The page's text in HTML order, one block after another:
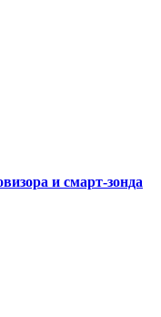
и смарт-зонда